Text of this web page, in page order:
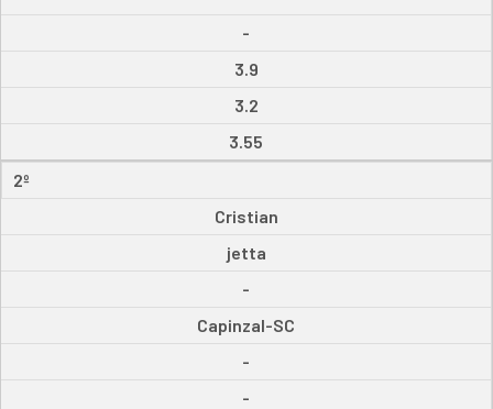
-
3.9
3.2
3.55
2º
Cristian
jetta
-
Capinzal-SC
-
-